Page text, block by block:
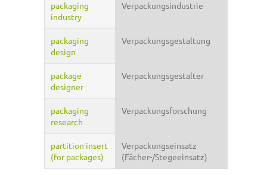
packaging
industry
Verpackungsindustrie
packaging
design
Verpackungsgestaltung
package
designer
Verpackungsgestalter
packaging
research
Verpackungsforschung
partition insert
(for packages)
Verpackungseinsatz
(Fächer-/Stegeeinsatz)